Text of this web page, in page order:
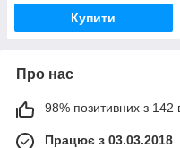
Купити
Про нас
98% позитивних з 142
Працює з 03.03.2018